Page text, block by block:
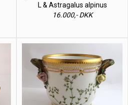
L & Astragalus alpinus
16.000,- DKK